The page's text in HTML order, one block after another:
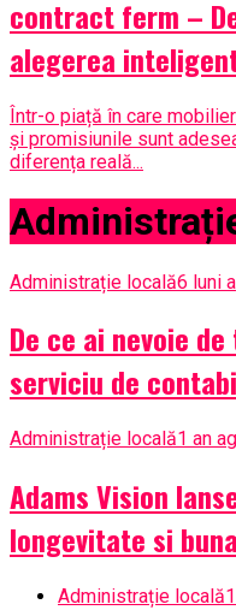
contract ferm –
alegerea
Într-o piață în care
și promisiunile sunt
diferența reală...
Administrație locală6 luni
De ce ai nevoie
serviciu de
Administrație locală1 an
Adams Vision
longevitate si
Administrație locală